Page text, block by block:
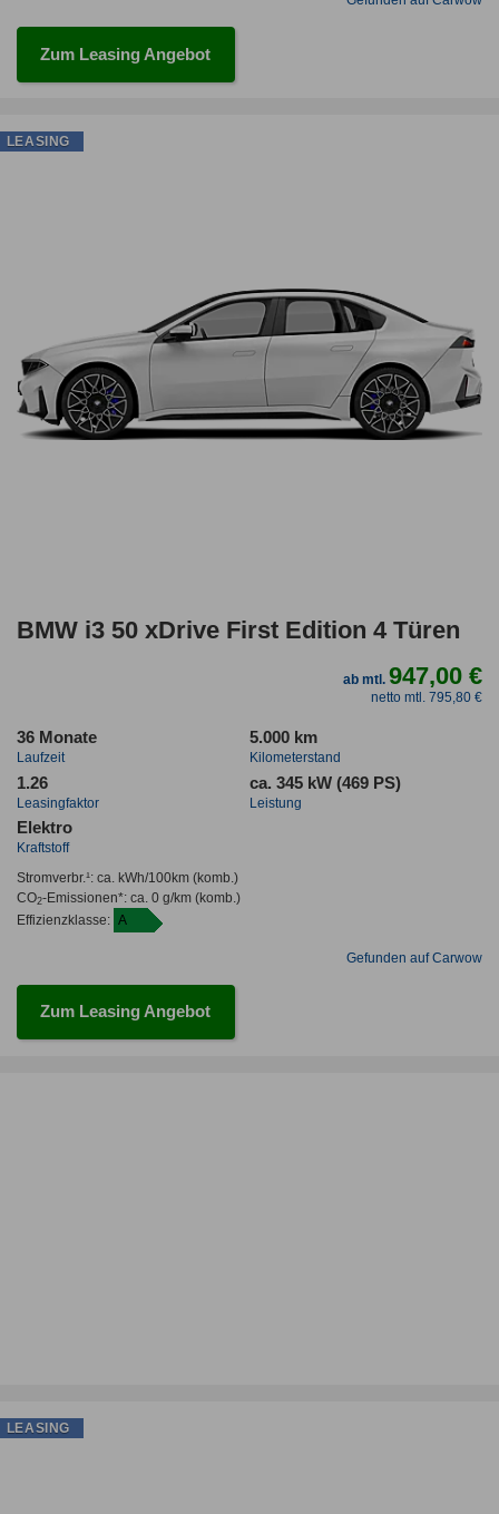
Zum Leasing Angebot
BMW i3 50 xDrive First Edition 4 Türen
ab mtl. 947,00 €
netto mtl. 795,80 €
36 Monate
Laufzeit
5.000 km
Kilometerstand
1.26
Leasingfaktor
ca. 345 kW (469 PS)
Leistung
Elektro
Kraftstoff
Stromverbr.¹: ca. kWh/100km(komb.)
CO2-Emissionen*: ca. 0 g/km(komb.)
Effizienzklasse: A
Gefunden auf Carwow
Zum Leasing Angebot
LEASING
LEASING